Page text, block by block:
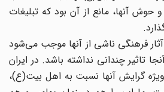
آنها، مانع از آن بود که تبلیغات
فرهنگی ناشی از آنها موجب می‌شود
تاثیر چندانی نداشته باشد. در ایران
گرایش آنها نسبت به اهل بیت(ع)،